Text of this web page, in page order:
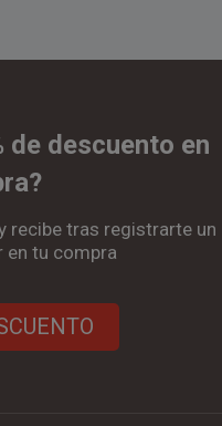
de descuento en
recibe tras registrarte un
en tu compra